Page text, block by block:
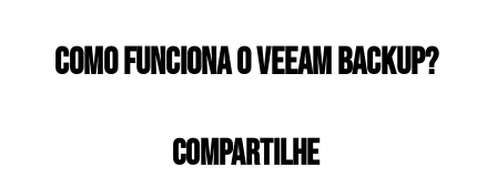
Como funciona o Veeam Backup?
COMPARTILHE